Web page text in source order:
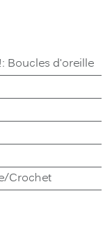
: Boucles d'oreille
Crochet